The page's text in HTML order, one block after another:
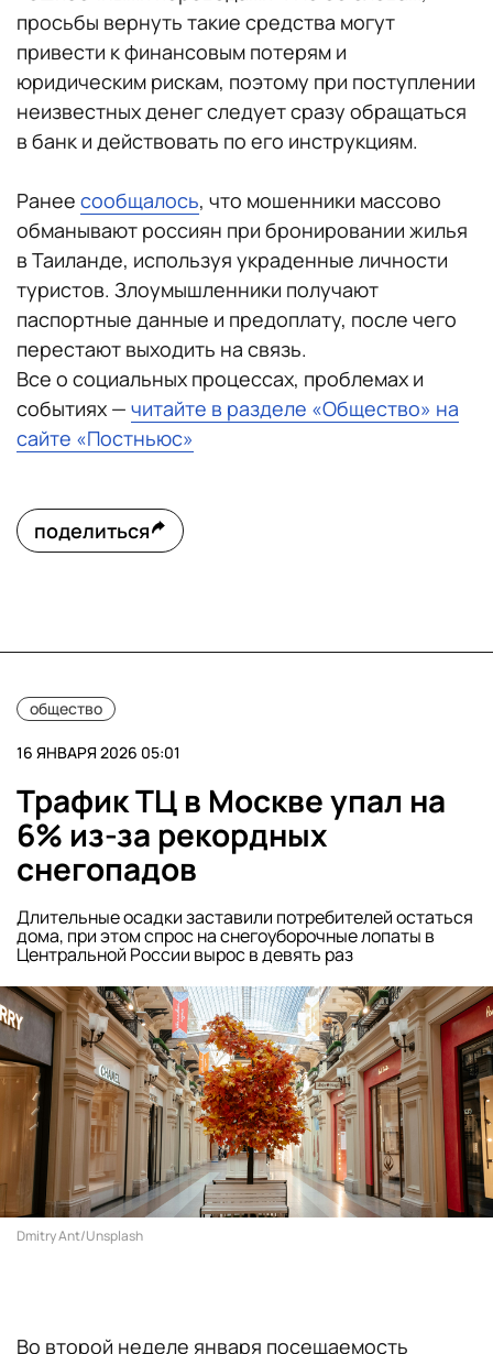
просьбы вернуть такие средства могут
привести к финансовым потерям и
юридическим рискам, поэтому при поступлении
неизвестных денег следует сразу обращаться
в банк и действовать по его инструкциям.
Ранее сообщалось, что мошенники массово
обманывают россиян при бронировании жилья
в Таиланде, используя украденные личности
туристов. Злоумышленники получают
паспортные данные и предоплату, после чего
перестают выходить на связь.
Все о социальных процессах, проблемах и
событиях — читайте в разделе «Общество» на
сайте «Постньюс»
поделиться
общество
16 ЯНВАРЯ 2026 05:01
Трафик ТЦ в Москве упал на
6% из-за рекордных
снегопадов
Длительные осадки заставили потребителей остаться
дома, при этом спрос на снегоуборочные лопаты в
Центральной России вырос в девять раз
Dmitry Ant/Unsplash
Во второй неделе января посещаемость